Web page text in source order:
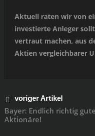
Aktuell raten wir von
investierte Anleger
vertraut machen, aus
Aktien vergleichbarer
voriger Artikel
Bayer: Endlich richtig
Aktionäre!